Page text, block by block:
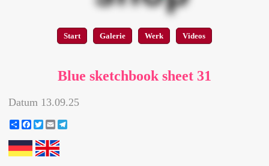
Start Galerie Werk Videos
Blue sketchbook sheet 31
Datum 13.09.25
ShareFacebook
Twitter
Email